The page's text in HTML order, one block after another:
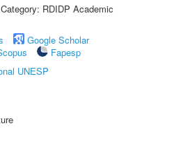
RDIDP Academic
Google Scholar
Fapesp
UNESP